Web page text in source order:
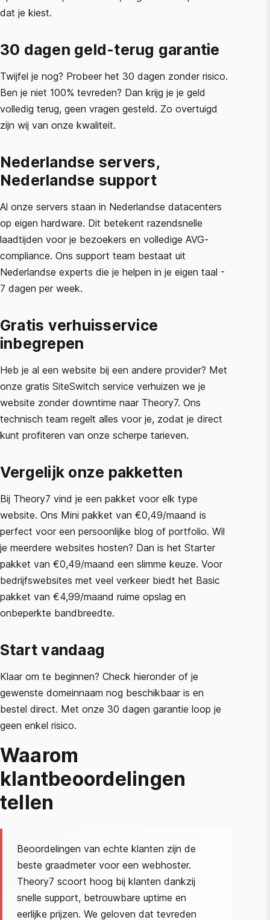
dat je kiest.
30 dagen geld-terug garantie
Twijfel je nog? Probeer het 30 dagen zonder risico.
Ben je niet 100% tevreden? Dan krijg je je geld
volledig terug, geen vragen gesteld. Zo overtuigd
zijn wij van onze kwaliteit.
Nederlandse servers,
Nederlandse support
Al onze servers staan in Nederlandse datacenters
op eigen hardware. Dit betekent razendsnelle
laadtijden voor je bezoekers en volledige AVG-
compliance. Ons support team bestaat uit
Nederlandse experts die je helpen in je eigen taal -
7 dagen per week.
Gratis verhuisservice
inbegrepen
Heb je al een website bij een andere provider? Met
onze gratis SiteSwitch service verhuizen we je
website zonder downtime naar Theory7. Ons
technisch team regelt alles voor je, zodat je direct
kunt profiteren van onze scherpe tarieven.
Vergelijk onze pakketten
Bij Theory7 vind je een pakket voor elk type
website. Ons Mini pakket van €0,49/maand is
perfect voor een persoonlijke blog of portfolio. Wil
je meerdere websites hosten? Dan is het Starter
pakket van €0,49/maand een slimme keuze. Voor
bedrijfswebsites met veel verkeer biedt het Basic
pakket van €4,99/maand ruime opslag en
onbeperkte bandbreedte.
Start vandaag
Klaar om te beginnen? Check hieronder of je
gewenste domeinnaam nog beschikbaar is en
bestel direct. Met onze 30 dagen garantie loop je
geen enkel risico.
Waarom
klantbeoordelingen
tellen
Beoordelingen van echte klanten zijn de
beste graadmeter voor een webhoster.
Theory7 scoort hoog bij klanten dankzij
snelle support, betrouwbare uptime en
eerlijke prijzen. We geloven dat tevreden